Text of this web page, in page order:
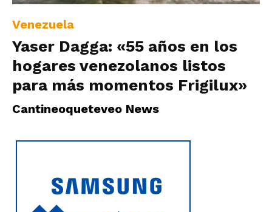
Venezuela
Yaser Dagga: «55 años en los
hogares venezolanos listos
para más momentos Frigilux»
Cantineoqueteveo News